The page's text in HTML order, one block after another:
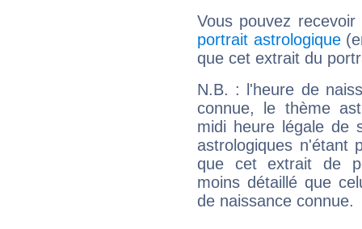
Vous pouvez
portrait astrologique
que cet extrait du
N.B. : l'heure de
connue, le thème
midi heure légale de
astrologiques n'étant
que cet extrait de
moins détaillé que
de naissance connue.